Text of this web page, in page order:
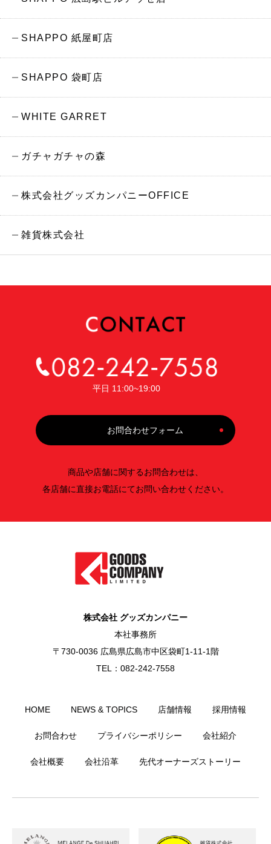
SHAPPO 紙屋町店
SHAPPO 袋町店
WHITE GARRET
ガチャガチャの森
株式会社グッズカンパニーOFFICE
雑貨株式会社
平日 11:00~19:00
お問合わせフォーム
商品や店舗に関するお問合わせは、
各店舗に直接お電話にてお問い合わせください。
株式会社 グッズカンパニー
本社事務所
〒730-0036 広島県広島市中区袋町1-11-1階
TEL：082-242-7558
HOME NEWS & TOPICS 店舗情報 採用情報
お問合わせ プライバシーポリシー 会社紹介
会社概要 会社沿革 先代オーナーズストーリー